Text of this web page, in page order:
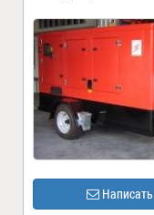
Написать